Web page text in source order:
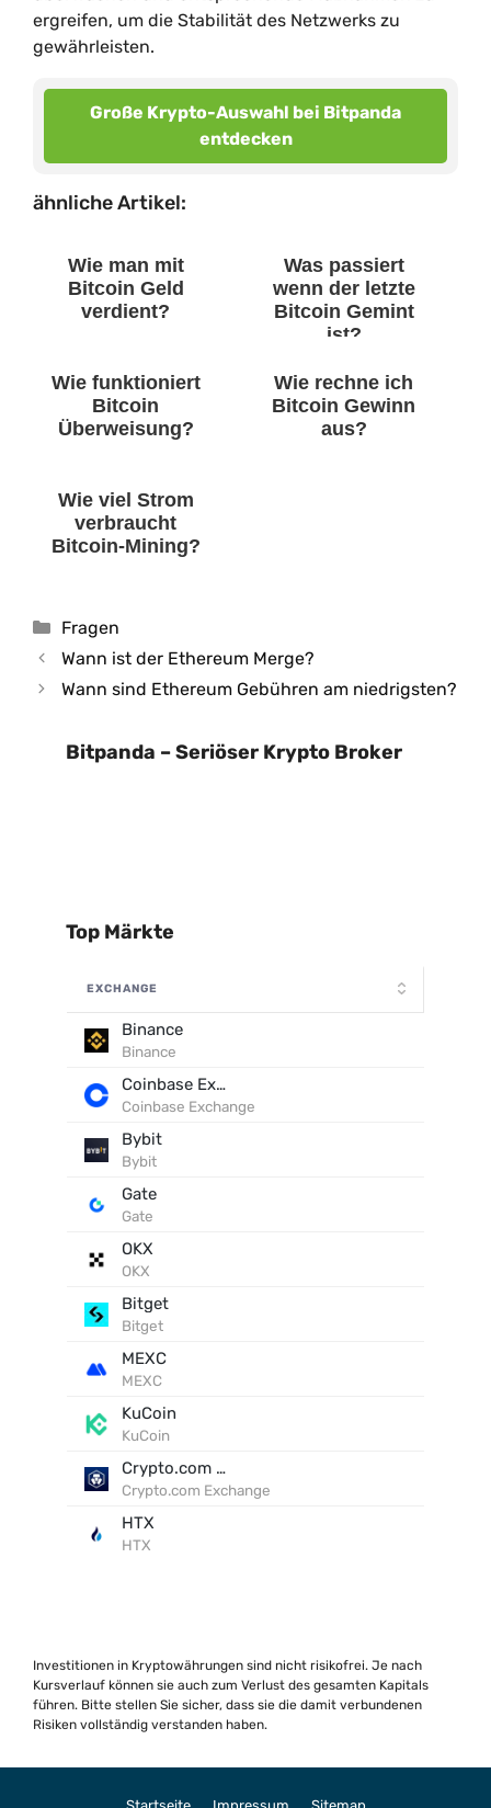
ergreifen, um die Stabilität des Netzwerks zu
gewährleisten.
Große Krypto-Auswahl bei Bitpanda
entdecken
ähnliche Artikel:
Wie man mit
Bitcoin Geld
verdient?
Was passiert
wenn der letzte
Bitcoin Gemint
ist?
Wie funktioniert
Bitcoin
Überweisung?
Wie rechne ich
Bitcoin Gewinn
aus?
Wie viel Strom
verbraucht
Bitcoin-Mining?
Kategorien
Fragen
Wann ist der Ethereum Merge?
Wann sind Ethereum Gebühren am niedrigsten?
Bitpanda – Seriöser Krypto Broker
Top Märkte
EXCHANGE
Binance
Binance
Coinbase Exchange
Coinbase Exchange
Bybit
Bybit
Gate
Gate
OKX
OKX
Bitget
Bitget
MEXC
MEXC
KuCoin
KuCoin
Crypto.com Exchange
Crypto.com Exchange
HTX
HTX
Investitionen in Kryptowährungen sind nicht risikofrei. Je nach
Kursverlauf können sie auch zum Verlust des gesamten Kapitals
führen. Bitte stellen Sie sicher, dass sie die damit verbundenen
Risiken vollständig verstanden haben.